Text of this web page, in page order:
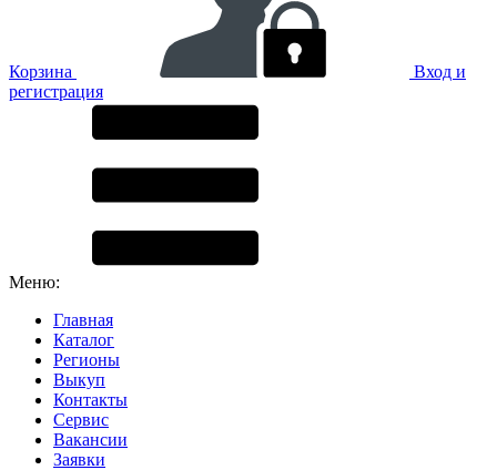
Корзина
Вход и
регистрация
Меню:
Главная
Каталог
Регионы
Выкуп
Контакты
Сервис
Вакансии
Заявки